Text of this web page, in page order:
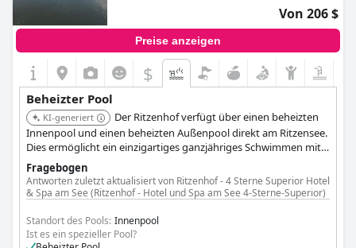
Von 206 $
Preise anzeigen
$
Beheizter Pool
KI-generiert
Der Ritzenhof verfügt über einen beheizten
Innenpool und einen beheizten Außenpool direkt am Ritzensee.
Dies ermöglicht ein einzigartiges ganzjähriges Schwimmen mit
Seeblick, das natürliche Schönheit mit warmem Wasserkomfort
verbindet.
Fragebogen
Antworten zuletzt aktualisiert von Ritzenhof - 4 Sterne Superior Hotel
& Spa am See (Ritzenhof - Hotel und Spa am See 4-Sterne-Superior)
Standort des Pools: Innenpool
Ist es ein spezieller Pool?